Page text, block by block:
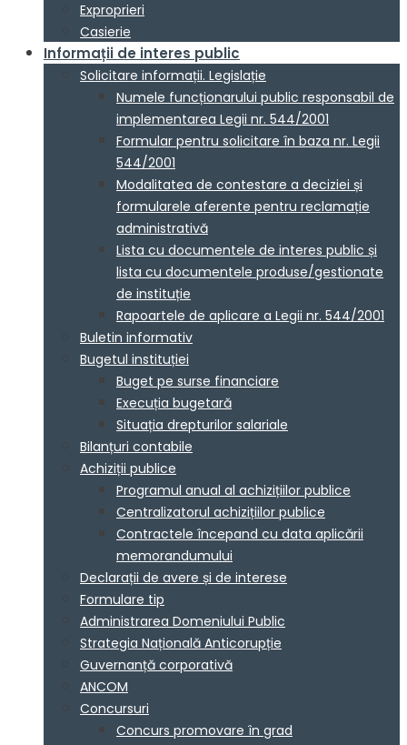
Exproprieri
Casierie
Informații de interes public
Solicitare informații. Legislație
Numele funcționarului public responsabil de
implementarea Legii nr. 544/2001
Formular pentru solicitare în baza nr. Legii
544/2001
Modalitatea de contestare a deciziei și
formularele aferente pentru reclamație
administrativă
Lista cu documentele de interes public și
lista cu documentele produse/gestionate
de instituție
Rapoartele de aplicare a Legii nr. 544/2001
Buletin informativ
Bugetul instituției
Buget pe surse financiare
Execuția bugetară
Situația drepturilor salariale
Bilanțuri contabile
Achiziții publice
Programul anual al achizițiilor publice
Centralizatorul achizițiilor publice
Contractele începand cu data aplicării
memorandumului
Declarații de avere și de interese
Formulare tip
Administrarea Domeniului Public
Strategia Națională Anticorupție
Guvernanță corporativă
ANCOM
Concursuri
Concurs promovare în grad